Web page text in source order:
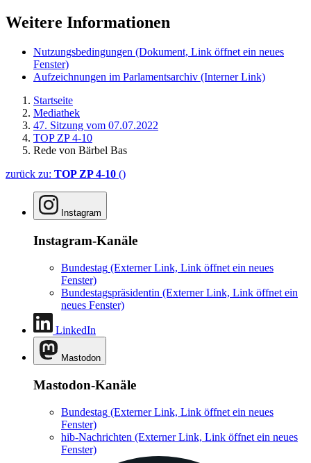
Weitere Informationen
Nutzungsbedingungen (Dokument, Link öffnet ein neues
Fenster)
Aufzeichnungen im Parlamentsarchiv (Interner Link)
Startseite
Mediathek
47. Sitzung vom 07.07.2022
TOP ZP 4-10
Rede von Bärbel Bas
zurück zu: TOP ZP 4-10 ()
Instagram
Instagram-Kanäle
Bundestag (Externer Link, Link öffnet ein neues
Fenster)
Bundestagspräsidentin (Externer Link, Link öffnet ein
neues Fenster)
LinkedIn
Mastodon
Mastodon-Kanäle
Bundestag (Externer Link, Link öffnet ein neues
Fenster)
hib-Nachrichten (Externer Link, Link öffnet ein neues
Fenster)